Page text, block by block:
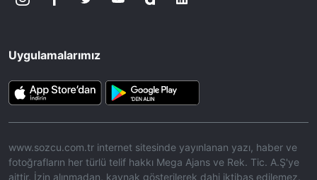
Uygulamalarımız
www.sozcu.com.tr internet sitesinde yayınlanan yazı, haber ve
fotoğrafların her türlü telif hakkı Mega Ajans ve Rek. Tic. A.Ş'ye
aittir. İzin alınmadan, kaynak gösterilerek dahi iktibas edilemez.